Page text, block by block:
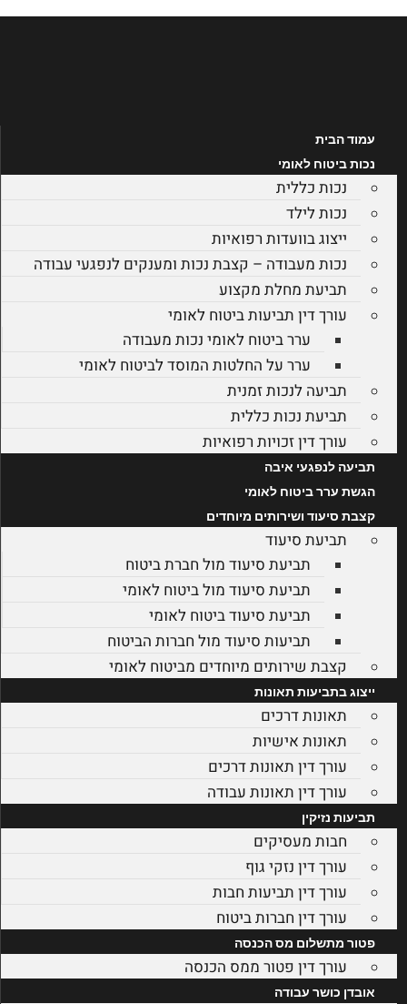
עמוד הבית
נכות ביטוח לאומי
נכות כללית
נכות לילד
ייצוג בוועדות רפואיות
נכות מעבודה – קצבת נכות ומענקים לנפגעי עבודה
תביעת מחלת מקצוע
עורך דין תביעות ביטוח לאומי
ערר ביטוח לאומי נכות מעבודה
ערר על החלטות המוסד לביטוח לאומי
תביעה לנכות זמנית
תביעת נכות כללית
עורך דין זכויות רפואיות
תביעה לנפגעי איבה
הגשת ערר ביטוח לאומי
קצבת סיעוד ושירותים מיוחדים
תביעת סיעוד
תביעת סיעוד מול חברת ביטוח
תביעת סיעוד מול ביטוח לאומי
תביעת סיעוד ביטוח לאומי
תביעות סיעוד מול חברות הביטוח
קצבת שירותים מיוחדים מביטוח לאומי
ייצוג בתביעות תאונות
תאונות דרכים
תאונות אישיות
עורך דין תאונות דרכים
עורך דין תאונות עבודה
תביעות נזיקין
חבות מעסיקים
עורך דין נזקי גוף
עורך דין תביעות חבות
עורך דין חברות ביטוח
פטור מתשלום מס הכנסה
עורך דין פטור ממס הכנסה
אובדן כושר עבודה